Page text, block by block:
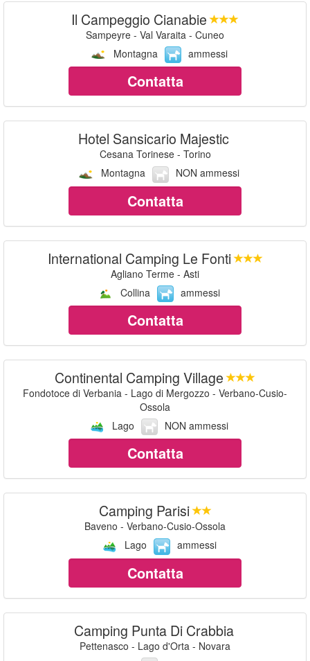
Il Campeggio Cianabie
Sampeyre - Val Varaita - Cuneo
Montagna
ammessi
Contatta
Hotel Sansicario Majestic
Cesana Torinese - Torino
Montagna
NON ammessi
Contatta
International Camping Le Fonti
Agliano Terme - Asti
Collina
ammessi
Contatta
Continental Camping Village
Fondotoce di Verbania - Lago di Mergozzo - Verbano-Cusio-
Ossola
Lago
NON ammessi
Contatta
Camping Parisi
Baveno - Verbano-Cusio-Ossola
Lago
ammessi
Contatta
Camping Punta Di Crabbia
Pettenasco - Lago d'Orta - Novara